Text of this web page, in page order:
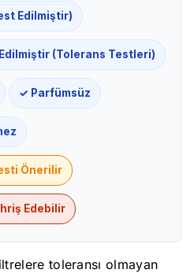
Edilmiştir)
(Tolerans Testleri)
✓ Parfümsüz
Önerilir
Edebilir
toleransı olmayan